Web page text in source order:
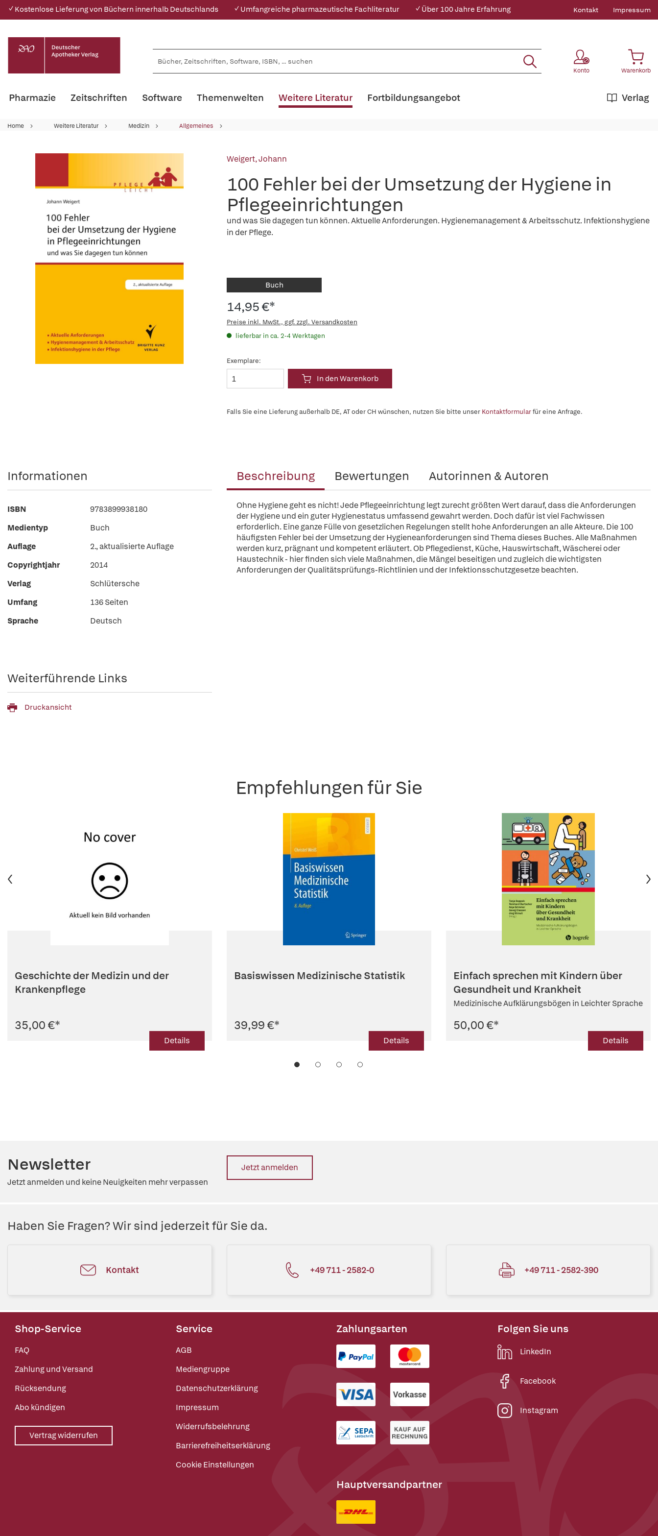
✓ Kostenlose Lieferung von Büchern innerhalb Deutschlands ✓ Umfangreiche pharmazeutische Fachliteratur ✓ Über 100 Jahre Erfahrung Kontakt Impressum
Konto Warenkorb
Pharmazie Zeitschriften Software Themenwelten Weitere Literatur Verlag
Fortbildungsangebot
Home Weitere Literatur Medizin Allgemeines
Weigert, Johann
100 Fehler bei der Umsetzung der Hygiene in
Pflegeeinrichtungen
und was Sie dagegen tun können. Aktuelle Anforderungen. Hygienemanagement & Arbeitsschutz. Infektionshygiene
in der Pflege.
Buch
14,95 €*
Preise inkl. MwSt., ggf. zzgl. Versandkosten
lieferbar in ca. 2-4 Werktagen
Exemplare:
In den Warenkorb
Falls Sie eine Lieferung außerhalb DE, AT oder CH wünschen, nutzen Sie bitte unser Kontaktformularfür eine Anfrage.
Beschreibung Bewertungen Autorinnen & Autoren
Ohne Hygiene geht es nicht! Jede Pflegeeinrichtung legt zurecht größten Wert darauf, dass die Anforderungen
der Hygiene und ein guter Hygienestatus umfassend gewahrt werden. Doch dafür ist viel Fachwissen
erforderlich. Eine ganze Fülle von gesetzlichen Regelungen stellt hohe Anforderungen an alle Akteure. Die 100
häufigsten Fehler bei der Umsetzung der Hygieneanforderungen sind Thema dieses Buches. Alle Maßnahmen
werden kurz, prägnant und kompetent erläutert. Ob Pflegedienst, Küche, Hauswirtschaft, Wäscherei oder
Haustechnik - hier finden sich viele Maßnahmen, die Mängel beseitigen und zugleich die wichtigsten
Anforderungen der Qualitätsprüfungs-Richtlinien und der Infektionsschutzgesetze beachten.
Informationen
ISBN
9783899938180
Medientyp
Buch
Auflage
2., aktualisierte Auflage
Copyrightjahr
2014
Verlag
Schlütersche
Umfang
136 Seiten
Sprache
Deutsch
Weiterführende Links
Druckansicht
Empfehlungen für Sie
Geschichte der Medizin und der
Krankenpflege
35,00 €*
Details
Basiswissen Medizinische Statistik
39,99 €*
Details
Einfach sprechen mit Kindern über
Gesundheit und Krankheit
Medizinische Aufklärungsbögen in Leichter Sprache
50,00 €*
Details
Newsletter
Jetzt anmelden und keine Neuigkeiten mehr verpassen
Jetzt anmelden
Haben Sie Fragen? Wir sind jederzeit für Sie da.
Kontakt +49 711 - 2582-0 +49 711 - 2582-390
Shop-Service
FAQ
Zahlung und Versand
Rücksendung
Abo kündigen
Vertrag widerrufen
Service
AGB
Mediengruppe
Datenschutzerklärung
Impressum
Widerrufsbelehrung
Barrierefreiheitserklärung
Cookie Einstellungen
Zahlungsarten
Hauptversandpartner
Folgen Sie uns
LinkedIn
Facebook
Instagram